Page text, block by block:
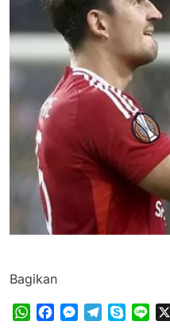
Bagikan
WhatsApp
FacebookMessenger
TelegramSkypeLine